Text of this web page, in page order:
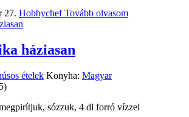
27. HobbychefTovább olvasom
háziasan
ételek Konyha: Magyar
sózzuk, 4 dl forró vízzel